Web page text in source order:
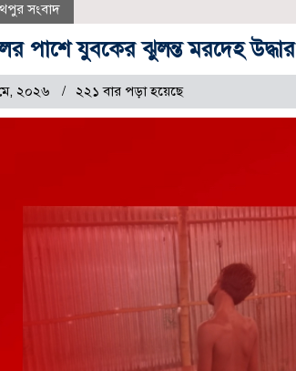
সংবাদ
পাশে যুবকের ঝুলন্ত মরদেহ উদ্ধার
২০২৬ ২২১ বার পড়া হয়েছে